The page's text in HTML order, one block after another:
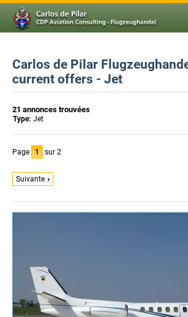
Carlos de Pilar
current offers - Jet
21 annonces trouvées
Type: Jet
Page 1 sur 2
Suivante